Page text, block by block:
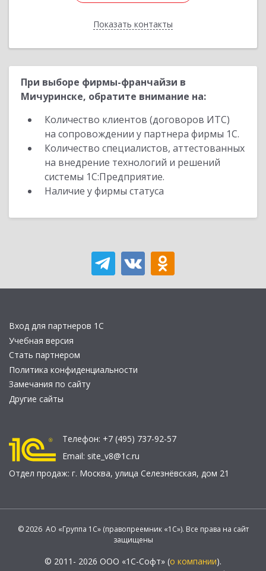
Показать контакты
Назад
При выборе фирмы-франчайзи в
Мичуринске, обратите внимание на:
Количество клиентов (договоров ИТС)
на сопровождении у партнера фирмы 1С.
Количество специалистов, аттестованных
на внедрение технологий и решений
системы 1С:Предприятие.
Наличие у фирмы статуса
Вход для партнеров 1С
Учебная версия
Стать партнером
Политика конфиденциальности
Замечания по сайту
Другие сайты
Телефон: +7 (495) 737-92-57
Email: site_v8@1c.ru
Отдел продаж: г. Москва, улица Селезнёвская, дом 21
© 2026 АО «Группа 1С» (правопреемник «1С»). Все права на сайт
защищены
© 2011- 2026 ООО «1С-Софт» (о компании).